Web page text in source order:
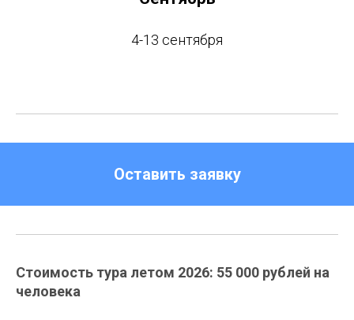
4-13 сентября
Оставить заявку
Стоимость тура летом 2026: 55 000 рублей на
человека